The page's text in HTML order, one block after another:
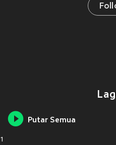
Putar Semua
1